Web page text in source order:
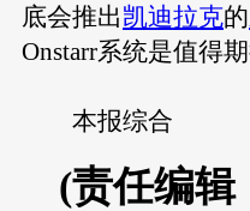
底会推出凯迪拉克的
Onstarr系统是值得
本报综合
(责任编辑